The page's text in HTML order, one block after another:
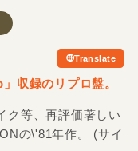
Translate
収録のリプロ盤。
ク等、再評価著しい
の\'81年作。 (サイ